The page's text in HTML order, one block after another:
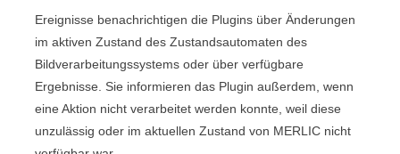
Ereignisse benachrichtigen die Plugins über Änderungen
im aktiven Zustand des Zustandsautomaten des
Bildverarbeitungssystems oder über verfügbare
Ergebnisse. Sie informieren das Plugin außerdem, wenn
eine Aktion nicht verarbeitet werden konnte, weil diese
unzulässig oder im aktuellen Zustand von MERLIC nicht